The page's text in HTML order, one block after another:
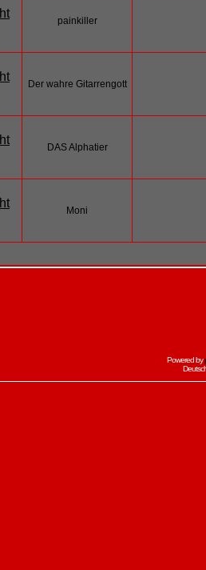
painkiller
Der wahre Gitarrengott
DAS Alphatier
Moni
Powered by